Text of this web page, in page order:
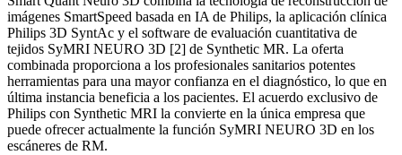
imágenes SmartSpeed basada en IA de Philips, la aplicación clínica
Philips 3D SyntAc y el software de evaluación cuantitativa de
tejidos SyMRI NEURO 3D [2] de Synthetic MR. La oferta
combinada proporciona a los profesionales sanitarios potentes
herramientas para una mayor confianza en el diagnóstico, lo que en
última instancia beneficia a los pacientes. El acuerdo exclusivo de
Philips con Synthetic MRI la convierte en la única empresa que
puede ofrecer actualmente la función SyMRI NEURO 3D en los
escáneres de RM.